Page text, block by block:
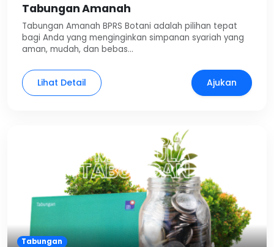
Tabungan Amanah
Tabungan Amanah BPRS Botani adalah pilihan tepat
bagi Anda yang menginginkan simpanan syariah yang
aman, mudah, dan bebas…
Lihat Detail Ajukan
Tabungan